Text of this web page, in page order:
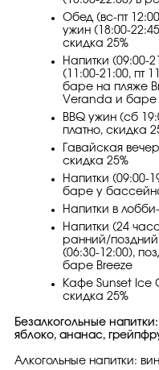
Обед (вс-пт
ужин (18:00-
скидка 25%
Напитки (09:00-
(11:00-21:00, пт
баре на пляже
Veranda и баре
BBQ ужин (сб
платно, скидка
Гавайская
скидка 25%
Напитки (09:00-
баре у
Напитки в
Напитки (24
ранний/поздний
(06:30-12:00),
баре Breeze
Кафе Sunset Ice
скидка 25%
Безалкогольные
яблоко, ананас,
Алкогольные напитки: